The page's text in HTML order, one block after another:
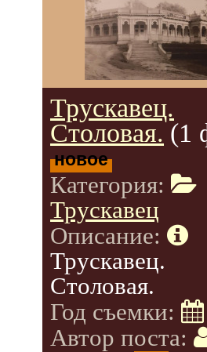
Трускавец.
Столовая. (1
новое
Категория:
Трускавец
Описание:
Трускавец.
Столовая.
Год съемки:
Автор поста: